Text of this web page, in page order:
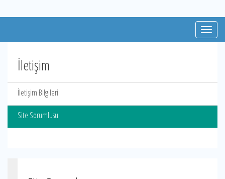
İletişim
İletişim Bilgileri
Site Sorumlusu